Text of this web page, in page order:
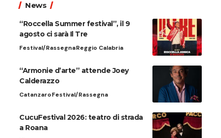
News
“Roccella Summer festival”, il 9
agosto ci sarà Il Tre
Festival/RassegnaReggio Calabria
“Armonie d’arte” attende Joey
Calderazzo
CatanzaroFestival/Rassegna
CucuFestival 2026: teatro di strada
a Roana